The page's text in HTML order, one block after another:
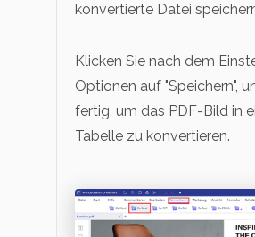
konvertierte Datei
Klicken Sie nach dem
Optionen auf "Speichern",
fertig, um das PDF-Bild in
Tabelle zu konvertieren.